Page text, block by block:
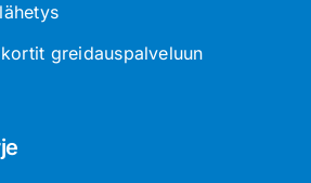
greidauspalveluun